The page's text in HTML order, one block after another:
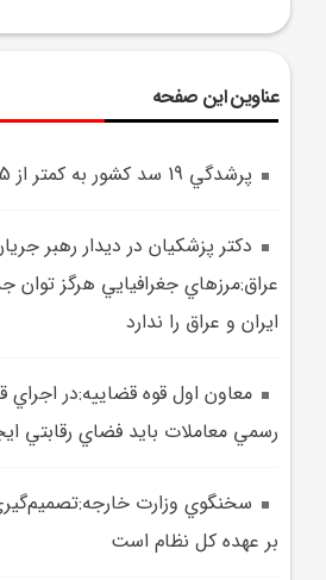
عناوین این صفحه
پرشدگي 19 سد کشور به کمتر از 15 درصد رسيد
دکتر پزشکيان در ديدار رهبر
عراق:مرزهاي جغرافيايي هرگز توان
ايران و عراق را ندارد
معاون اول قوه قضاييه:در اجراي
رسمي معاملات بايد فضاي رقابتي
سخنگوي وزارت
بر عهده کل نظام است